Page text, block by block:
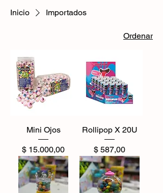
Inicio Importados
Ordenar
Mini Ojos
Precio
$ 15.000,00
Rollipop X 20U
Precio
$ 587,00